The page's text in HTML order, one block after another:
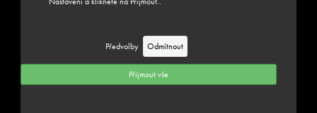
Předvolby Odmítnout
Příjmout vše